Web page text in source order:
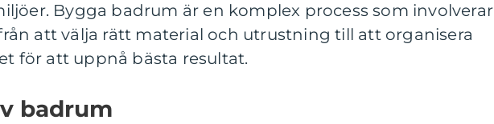
Bygga badrum är en komplex process som involverar
att välja rätt material och utrustning till att organisera
för att uppnå bästa resultat.
badrum